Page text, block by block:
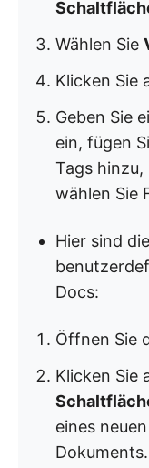
Wählen Sie
Klicken Sie
Geben Sie
ein, fügen
Tags hinzu,
wählen Sie
Hier sind
Docs:
Öffnen Sie
Klicken Sie
eines
Dokuments.